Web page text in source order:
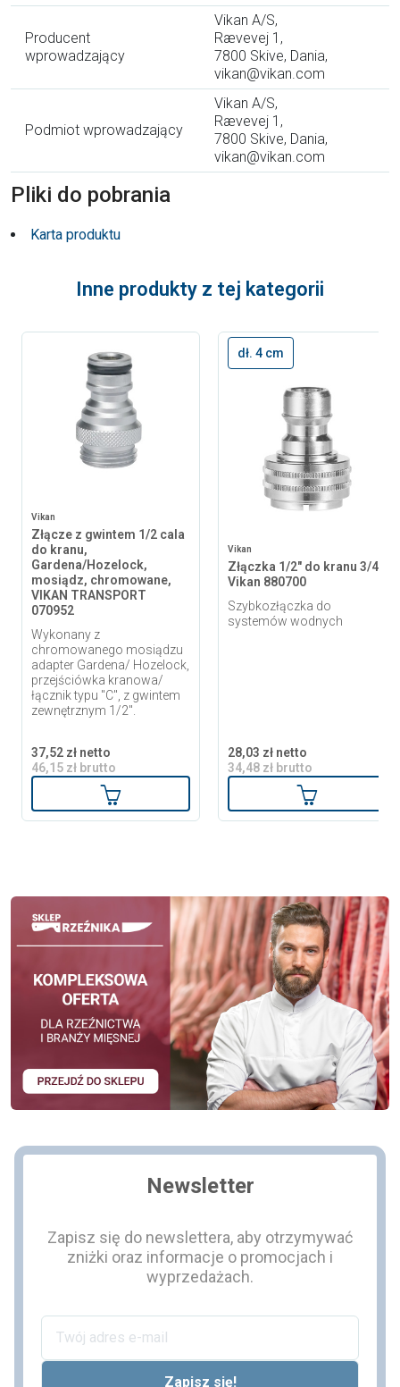
Producent
wprowadzający
Vikan A/S,
Rævevej 1,
7800 Skive, Dania,
vikan@vikan.com
Podmiot wprowadzający
Vikan A/S,
Rævevej 1,
7800 Skive, Dania,
vikan@vikan.com
Pliki do pobrania
Karta produktu
Inne produkty z tej kategorii
Vikan
Złącze z gwintem 1/2 cala
do kranu,
Gardena/Hozelock,
mosiądz, chromowane,
VIKAN TRANSPORT
070952
Wykonany z
chromowanego mosiądzu
adapter Gardena/ Hozelock,
przejściówka kranowa/
łącznik typu "C", z gwintem
zewnętrznym 1/2".
37,52 zł netto
46,15 zł brutto
Dodaj do koszyka
dł. 4 cm
Vikan
Złączka 1/2" do kranu 3/4"
Vikan 880700
Szybkozłączka do
systemów wodnych
28,03 zł netto
34,48 zł brutto
Dodaj do
Newsletter
Zapisz się do newslettera, aby otrzymywać
zniżki oraz informacje o promocjach i
wyprzedażach.